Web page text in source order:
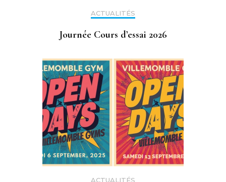
ACTUALITÉS
Journée Cours d’essai 2026
ACTUALITÉS